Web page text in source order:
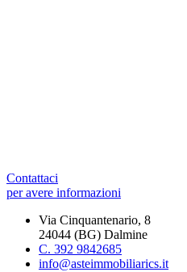
Contattaci
per avere informazioni
Via Cinquantenario, 8
24044 (BG) Dalmine
C. 392 9842685
info@asteimmobiliarics.it